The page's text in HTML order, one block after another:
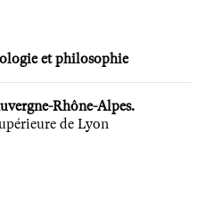
et philosophie
Rhône-Alpes.
de Lyon